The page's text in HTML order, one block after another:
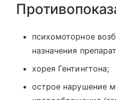
психомоторное
назначения
хорея Гентингтона;
острое нарушение